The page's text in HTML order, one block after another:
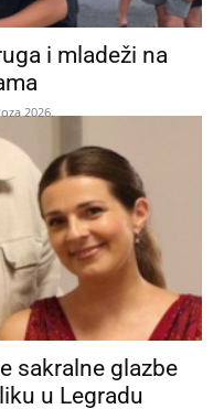
i mladeži na
2026.
sakralne glazbe
u Legradu